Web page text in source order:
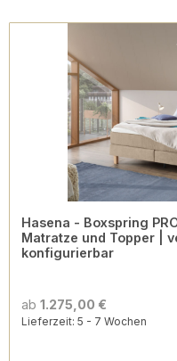
Hasena - Boxspring PRONTO Carlota | inkl.
Matratze und Topper |
konfigurierbar
ab 1.275,00 €
Lieferzeit: 5 - 7 Wochen